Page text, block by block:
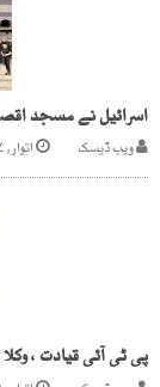
اسرائیل نے مسجد
ویب ڈیسک اتوار, ۷ اپریل ۲۰۲۴
پی ٹی آئی قیادت ،